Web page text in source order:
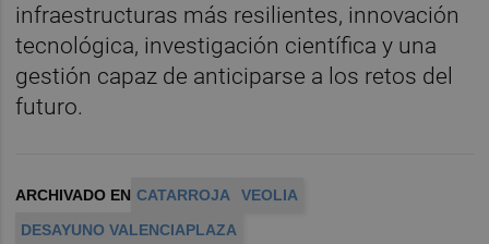
infraestructuras más resilientes, innovación
tecnológica, investigación científica y una
gestión capaz de anticiparse a los retos del
futuro.
ARCHIVADO EN CATARROJA
VEOLIA
DESAYUNO VALENCIAPLAZA